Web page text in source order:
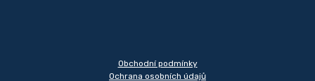
Obchodní podmínky
Ochrana osobních údajů